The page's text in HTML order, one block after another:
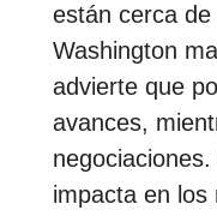
están cerca
Washington
advierte que
avances,
impacta en los